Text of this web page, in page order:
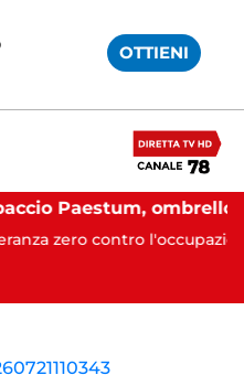
OTTIENI
Capaccio Paestum, ombrellone selvaggio: blitz della Municipale, sgomberate tutte le spiagge libere
zero contro l'occupazione